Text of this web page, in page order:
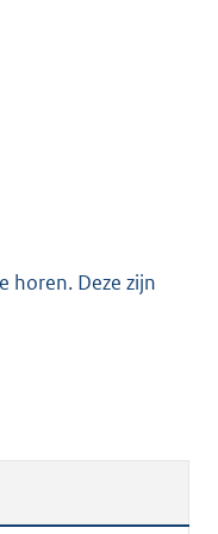
horen. Deze zijn